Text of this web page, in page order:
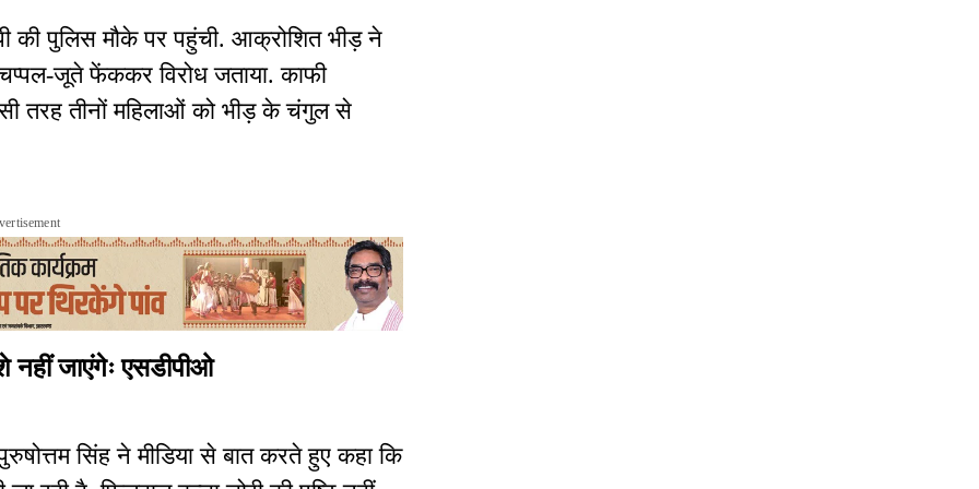
की पुलिस मौके पर पहुंची. आक्रोशित भीड़ ने
जूते फेंककर विरोध जताया. काफी
तरह तीनों महिलाओं को भीड़ के चंगुल से
नहीं जाएंगेः एसडीपीओ
सिंह ने मीडिया से बात करते हुए कहा कि